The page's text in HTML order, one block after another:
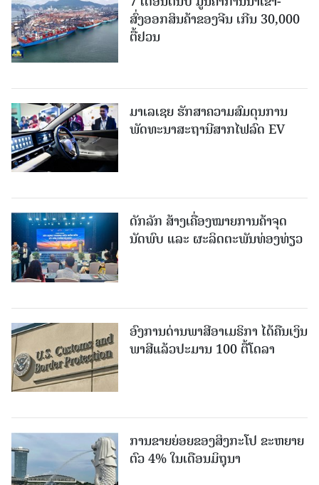
ສົ່ງອອກສິນຄ້າຂອງຈີນ ເກີນ 30,000
ຕື້ຢວນ
ມາເລເຊຍ ຮັກສາຄວາມສົມດຸນການ
ພັດທະນາສະຖານີສາກໄຟລົດ EV
ດັກລັກ ສ້າງເຄື່ອງໝາຍການຄ້າຈຸດ
ນັດພົບ ແລະ ຜະລິດຕະພັນທ່ອງທ່ຽວ
ອົງການດ່ານພາສີອາເມຣິກາ ໄດ້ຄືນເງິນ
ພາສີແລ້ວປະມານ 100 ຕື້ໂດລາ
ການຂາຍຍ່ອຍຂອງສິງກະໂປ ຂະຫຍາຍ
ຕົວ 4% ໃນເດືອນມິຖຸນາ